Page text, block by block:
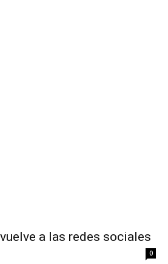
a las redes sociales
0